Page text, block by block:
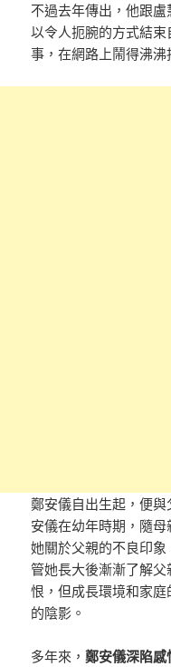
不過去年傳出，他跟
以令人扼腕的方式結
事，在網路上鬧得沸沸
鄭安儀自出生起，便
安儀在幼年時期，隨
她關於父親的不良印
管她長大後漸漸了解
恨，但成長環境和家
的陰影。
多年來，鄭安儀深陷